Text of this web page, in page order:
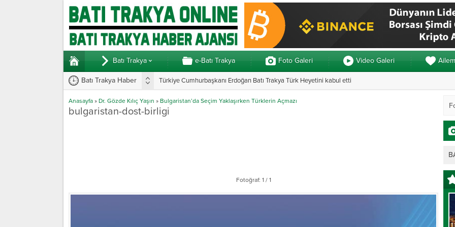
Batı Trakya e-Batı Trakya Foto Galeri Video Galeri Ailem
Batı Trakya Haber Türkiye Cumhurbaşkanı Erdoğan Batı Trakya Türk Heyetini kabul etti
Anasayfa » Dr. Gözde Kılıç Yaşın » Bulgaristan’da Seçim Yaklaşırken Türklerin Açmazı
bulgaristan-dost-birligi
Fotoğraf: 1 / 1